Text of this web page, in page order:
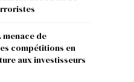
menace de
compétitions en
aux investisseurs